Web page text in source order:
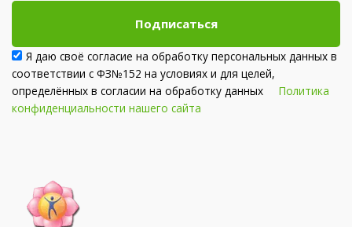
Подписаться
Я даю своё согласие на обработку персональных данных в
соответствии с ФЗ№152 на условиях и для целей,
определённых в согласии на обработку данных Политика
конфиденциальности нашего сайта